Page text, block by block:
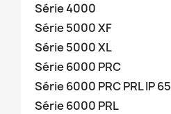
Série 4000
Série 5000 XF
Série 5000 XL
Série 6000 PRC
Série 6000 PRC PRL IP 65
Série 6000 PRL